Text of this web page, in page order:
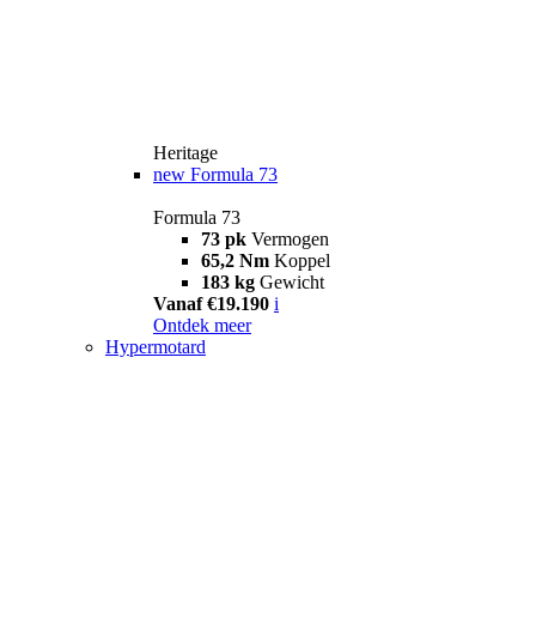
Heritage
new Formula 73
Formula 73
73 pk Vermogen
65,2 Nm Koppel
183 kg Gewicht
Vanaf €19.190 i
Ontdek meer
Hypermotard